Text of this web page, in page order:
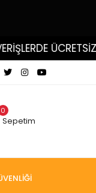
ÜCRETSİZ
0
Sepetim